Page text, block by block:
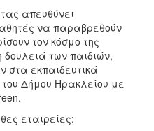
απευθύνει
να παραβρεθούν
τον κόσμο της
των παιδιών,
εκπαιδευτικά
Δήμου Ηρακλείου με
εταιρείες: